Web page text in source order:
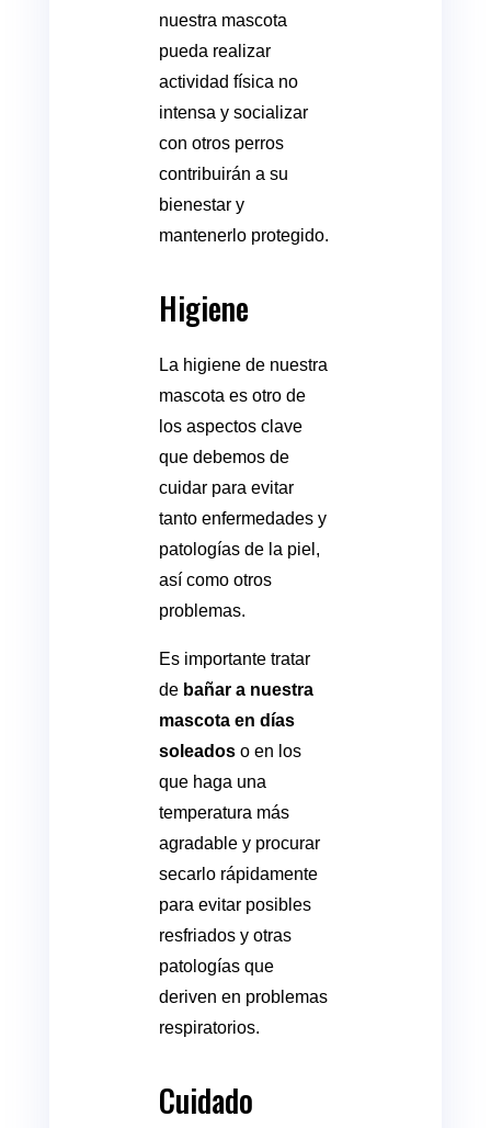
nuestra mascota
pueda realizar
actividad física no
intensa y socializar
con otros perros
contribuirán a su
bienestar y
mantenerlo protegido.
Higiene
La higiene de nuestra
mascota es otro de
los aspectos clave
que debemos de
cuidar para evitar
tanto enfermedades y
patologías de la piel,
así como otros
problemas.
Es importante tratar
de bañar a nuestra
mascota en días
soleadoso en los
que haga una
temperatura más
agradable y procurar
secarlo rápidamente
para evitar posibles
resfriados y otras
patologías que
deriven en problemas
respiratorios.
Cuidado